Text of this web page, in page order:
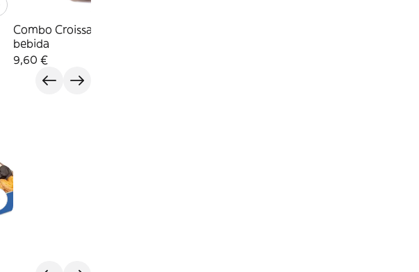
Combo Croissant +
bebida
9,60 €